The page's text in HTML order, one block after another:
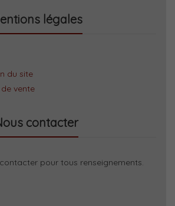
légales
du site
vente
contacter
pour tous renseignements.